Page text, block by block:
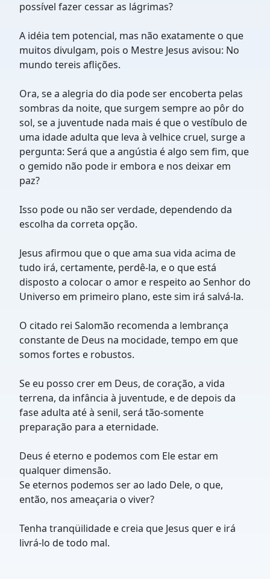
possível fazer cessar as lágrimas?
A idéia tem potencial, mas não exatamente o que
muitos divulgam, pois o Mestre Jesus avisou: No
mundo tereis aflições.
Ora, se a alegria do dia pode ser encoberta pelas
sombras da noite, que surgem sempre ao pôr do
sol, se a juventude nada mais é que o vestíbulo de
uma idade adulta que leva à velhice cruel, surge a
pergunta: Será que a angústia é algo sem fim, que
o gemido não pode ir embora e nos deixar em
paz?
Isso pode ou não ser verdade, dependendo da
escolha da correta opção.
Jesus afirmou que o que ama sua vida acima de
tudo irá, certamente, perdê-la, e o que está
disposto a colocar o amor e respeito ao Senhor do
Universo em primeiro plano, este sim irá salvá-la.
O citado rei Salomão recomenda a lembrança
constante de Deus na mocidade, tempo em que
somos fortes e robustos.
Se eu posso crer em Deus, de coração, a vida
terrena, da infância à juventude, e de depois da
fase adulta até à senil, será tão-somente
preparação para a eternidade.
Deus é eterno e podemos com Ele estar em
qualquer dimensão.
Se eternos podemos ser ao lado Dele, o que,
então, nos ameaçaria o viver?
Tenha tranqüilidade e creia que Jesus quer e irá
livrá-lo de todo mal.